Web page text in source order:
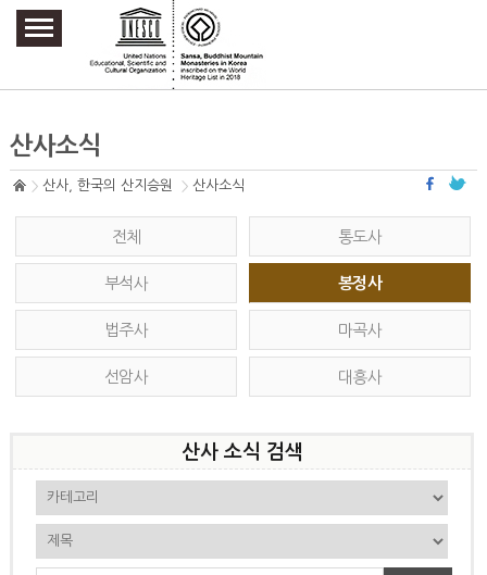
주요메뉴 바로가기
본문 바로가기
하단메뉴 바로가기
산사소식
산사, 한국의 산지승원 산사소식
전체 통도사
부석사 봉정사
법주사 마곡사
선암사 대흥사
산사 소식 검색